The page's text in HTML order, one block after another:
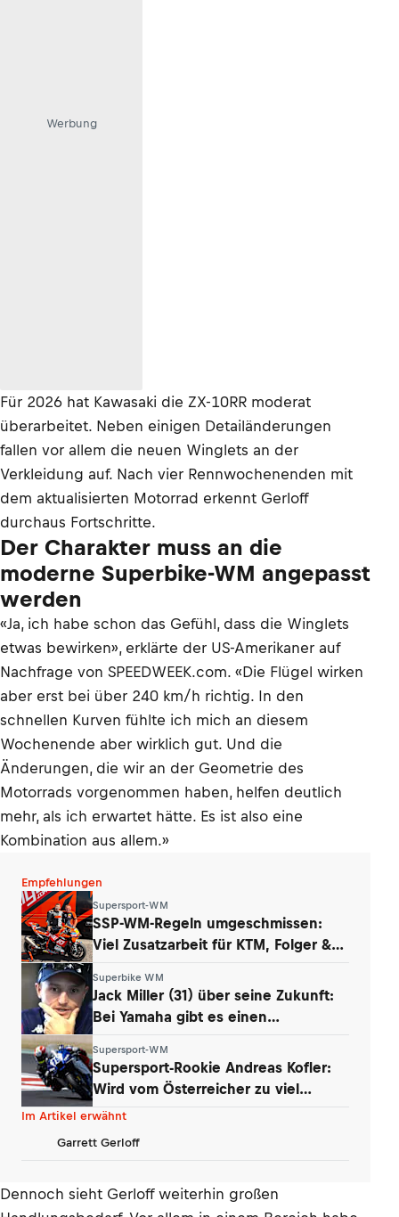
Werbung
Für 2026 hat Kawasaki die ZX-10RR moderat
überarbeitet. Neben einigen Detailänderungen
fallen vor allem die neuen Winglets an der
Verkleidung auf. Nach vier Rennwochenenden mit
dem aktualisierten Motorrad erkennt Gerloff
durchaus Fortschritte.
Der Charakter muss an die
moderne Superbike-WM angepasst
werden
«Ja, ich habe schon das Gefühl, dass die Winglets
etwas bewirken», erklärte der US-Amerikaner auf
Nachfrage von SPEEDWEEK.com. «Die Flügel wirken
aber erst bei über 240 km/h richtig. In den
schnellen Kurven fühlte ich mich an diesem
Wochenende aber wirklich gut. Und die
Änderungen, die wir an der Geometrie des
Motorrads vorgenommen haben, helfen deutlich
mehr, als ich erwartet hätte. Es ist also eine
Kombination aus allem.»
Empfehlungen
Supersport-WM
SSP-WM-Regeln umgeschmissen:
Viel Zusatzarbeit für KTM, Folger &
Superbike WM
Jack Miller (31) über seine Zukunft:
Bei Yamaha gibt es einen
Supersport-WM
Supersport-Rookie Andreas Kofler:
Wird vom Österreicher zu viel
erwartet?
Im Artikel erwähnt
Garrett Gerloff
Dennoch sieht Gerloff weiterhin großen